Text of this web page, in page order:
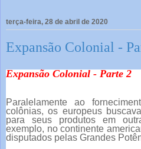
terça-feira, 28 de abril de 2020
Expansão Colonial -
Expansão Colonial - Parte 2
Paralelamente ao
colônias, os europeus
para seus produtos em
exemplo, no continente
disputados pelas Grandes